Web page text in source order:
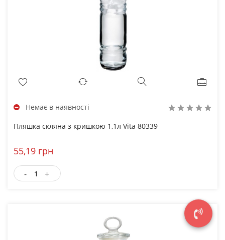
Немає в наявності
Пляшка скляна з кришкою 1,1л Vita 80339
55,19 грн
- +